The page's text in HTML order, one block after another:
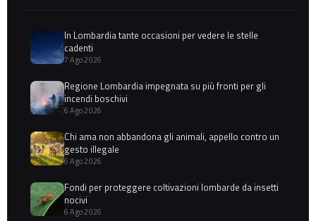
In Lombardia tante occasioni per vedere le stelle
cadenti
7 Ago 2026
Regione Lombardia impegnata su più fronti per gli
incendi boschivi
6 Ago 2026
Chi ama non abbandona gli animali, appello contro un
gesto illegale
6 Ago 2026
Fondi per proteggere coltivazioni lombarde da insetti
nocivi
6 Ago 2026